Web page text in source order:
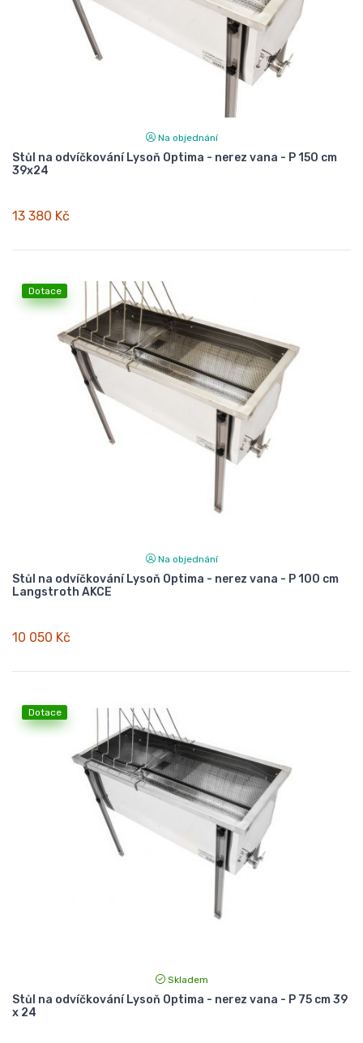
Na objednání
Stůl na odvíčkování Lysoň Optima - nerez vana - P 150 cm
39x24
13 380 Kč
Dotace
Na objednání
Stůl na odvíčkování Lysoň Optima - nerez vana - P 100 cm
Langstroth AKCE
10 050 Kč
Dotace
Skladem
Stůl na odvíčkování Lysoň Optima - nerez vana - P 75 cm 39
x 24